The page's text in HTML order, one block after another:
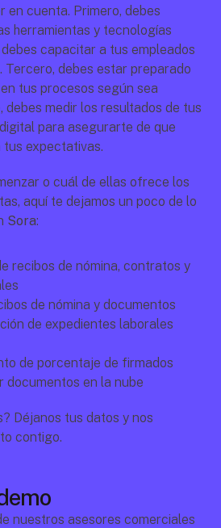
en cuenta. Primero, debes
herramientas y tecnologías
capacitar a tus empleados
Tercero, debes estar preparado
tus procesos según sea
debes medir los resultados de tus
para asegurarte de que
expectativas.
o cuál de ellas ofrece los
aquí te dejamos un poco de lo
Sora:
recibos de nómina, contratos y
de nómina y documentos
de expedientes laborales
de porcentaje de firmados
documentos en la nube
Déjanos tus datos y nos
contigo.
nuestros asesores comerciales